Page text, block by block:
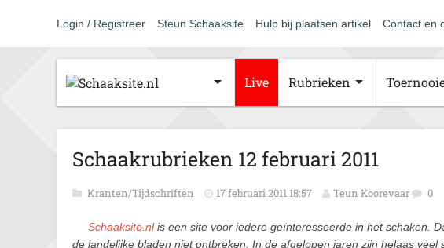
Login / Registreer Steun Schaaksite Hulp bij plaatsen artikel Contact en
Live Rubrieken
Schaakrubrieken 12 februari 2011
Kranten/Tijdschriften 17 februari 2011 18:57 Teun Koorevaar 0
Schaaksite.nlis een site voor iedere geïnteresseerde in het schaken.
de landelijke bladen niet ontbreken. In de afgelopen jaren zijn helaas